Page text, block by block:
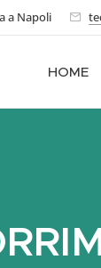
a Napoli
HOME